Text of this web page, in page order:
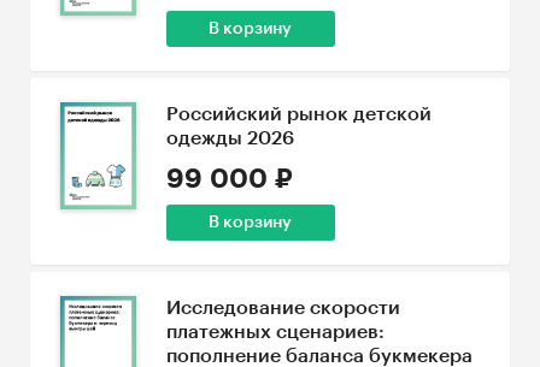
В корзину
Российский рынок детской
одежды 2026
99 000 ₽
В корзину
Исследование скорости
платежных сценариев:
пополнение баланса букмекера